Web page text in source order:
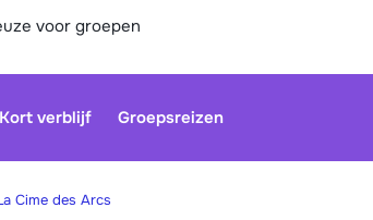
voor groepen
Kort verblijf Groepsreizen
Cime des Arcs